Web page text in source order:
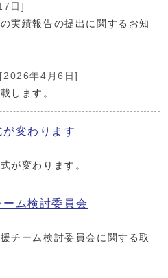
日]
実績報告の提出に関するお知
[2026年4月6日]
します。
変わります
が変わります。
ム検討委員会
チーム検討委員会に関する取